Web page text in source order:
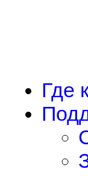
Где